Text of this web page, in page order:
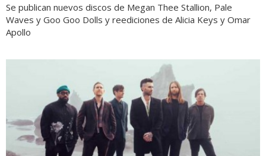
Se publican nuevos discos de Megan Thee Stallion, Pale
Waves y Goo Goo Dolls y reediciones de Alicia Keys y Omar
Apollo